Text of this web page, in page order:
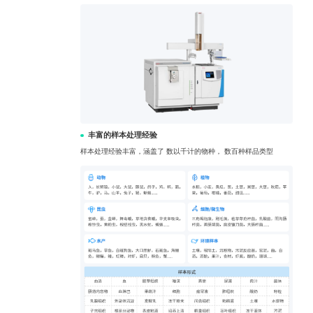
丰富的样本处理经验
样本处理经验丰富，涵盖了 数以千计的物种， 数百种样品类型